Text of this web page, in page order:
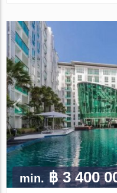
min. ฿ 3 400